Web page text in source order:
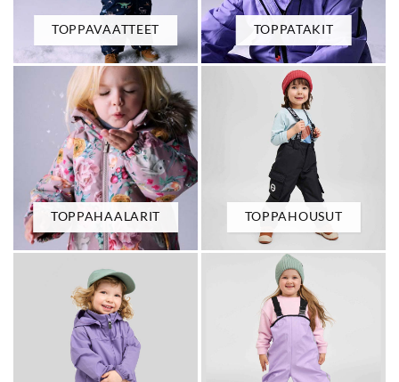
TOPPAVAATTEET TOPPATAKIT
TOPPAHAALARIT TOPPAHOUSUT